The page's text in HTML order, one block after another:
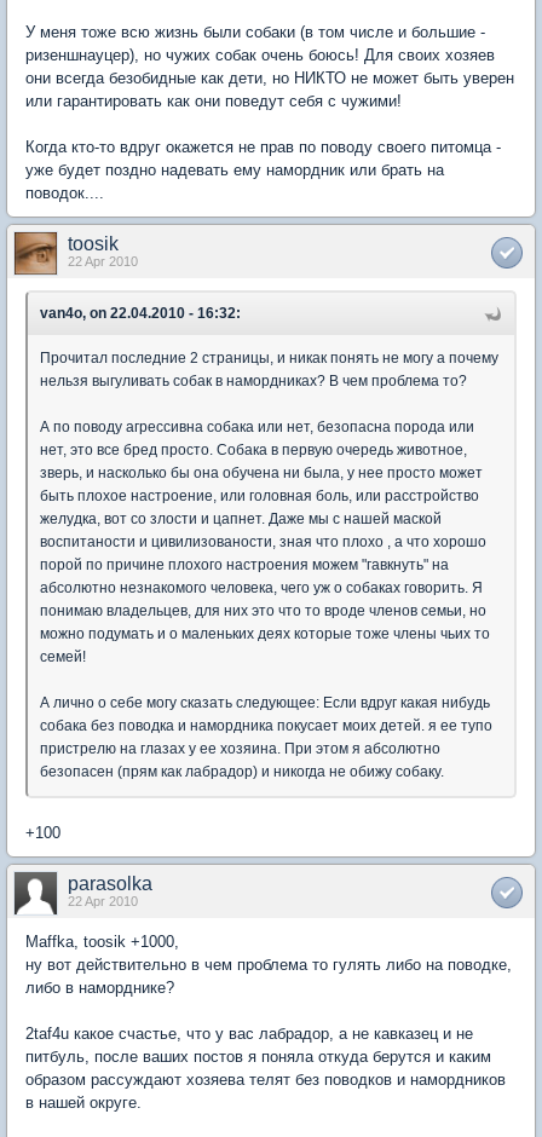
У меня тоже всю жизнь были собаки (в том числе и большие -
ризеншнауцер), но чужих собак очень боюсь! Для своих хозяев
они всегда безобидные как дети, но НИКТО не может быть уверен
или гарантировать как они поведут себя с чужими!
Когда кто-то вдруг окажется не прав по поводу своего питомца -
уже будет поздно надевать ему намордник или брать на
поводок....
toosik
22 Apr 2010
van4o, on 22.04.2010 - 16:32:
Прочитал последние 2 страницы, и никак понять не могу а почему
нельзя выгуливать собак в намордниках? В чем проблема то?
А по поводу агрессивна собака или нет, безопасна порода или
нет, это все бред просто. Собака в первую очередь животное,
зверь, и насколько бы она обучена ни была, у нее просто может
быть плохое настроение, или головная боль, или расстройство
желудка, вот со злости и цапнет. Даже мы с нашей маской
воспитаности и цивилизованости, зная что плохо , а что хорошо
порой по причине плохого настроения можем "гавкнуть" на
абсолютно незнакомого человека, чего уж о собаках говорить. Я
понимаю владельцев, для них это что то вроде членов семьи, но
можно подумать и о маленьких деях которые тоже члены чьих то
семей!
А лично о себе могу сказать следующее: Если вдруг какая нибудь
собака без поводка и намордника покусает моих детей. я ее тупо
пристрелю на глазах у ее хозяина. При этом я абсолютно
безопасен (прям как лабрадор) и никогда не обижу собаку.
+100
parasolka
22 Apr 2010
Maffka, toosik +1000,
ну вот действительно в чем проблема то гулять либо на поводке,
либо в наморднике?
2taf4u какое счастье, что у вас лабрадор, а не кавказец и не
питбуль, после ваших постов я поняла откуда берутся и каким
образом рассуждают хозяева телят без поводков и намордников
в нашей округе.